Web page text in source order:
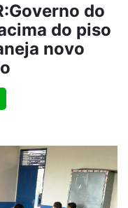
do
do piso
novo